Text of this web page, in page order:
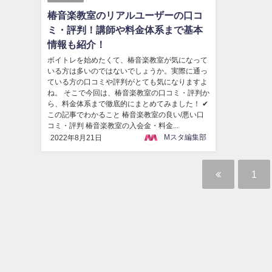
椿音楽教室のリアルユーザーの口コ
ミ・評判！講師や料金体系まで基本
情報も紹介！
ボイトレを始めたくて、椿音楽教室が気になって
いる方は多いのではないでしょうか。実際に通っ
ている方の口コミや評判がとても気になりますよ
ね。 そこで今回は、椿音楽教室の口コミ・評判か
ら、料金体系まで徹底的にまとめてみました！ ✔
この記事でわかること 椿音楽教室の良い/悪い口
コミ・評判 椿音楽教室の入会金・料金...
2022年8月21日
Mスタ編集部
1